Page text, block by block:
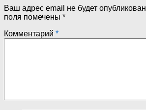
Ваш адрес email не будет
поля помечены *
Комментарий *